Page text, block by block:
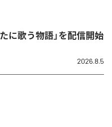
に歌う物語」を配信開始
2026.8.5